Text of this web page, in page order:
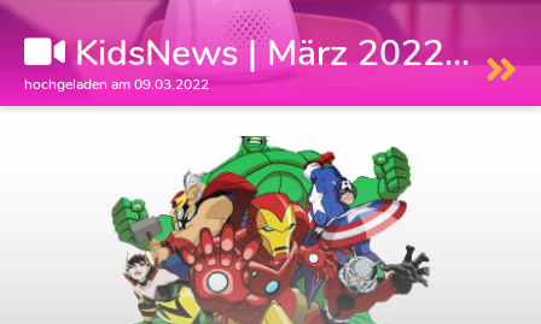
KidsNews | März 2022...
hochgeladen am 09.03.2022